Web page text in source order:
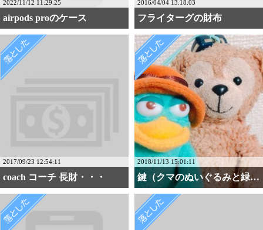
2022/11/12 11:29:25
airpods proのケース
2016/04/04 13:18:03
フライターグの財布
2017/09/23 12:54:11
coach コーチ 長財・・・
2018/11/13 15:01:11
鍵（クマのぬいぐるみと緑・・・